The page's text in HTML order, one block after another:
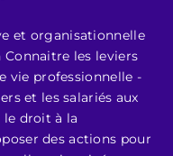
et organisationnelle
les leviers
vie professionnelle -
et les salariés aux
le droit à la
des actions pour